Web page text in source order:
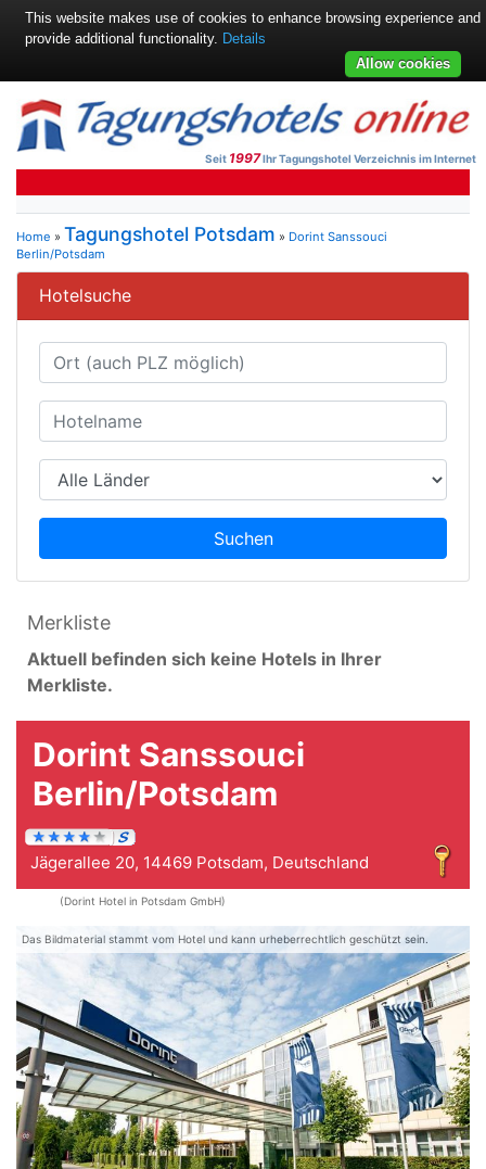
Seit 1997Ihr Tagungshotel Verzeichnis im Internet
Home » Tagungshotel Potsdam » Dorint Sanssouci
Berlin/Potsdam
Hotelsuche
Suchen
Merkliste
Aktuell befinden sich keine Hotels in Ihrer
Merkliste.
Dorint Sanssouci
Berlin/Potsdam
Jägerallee 20, 14469 Potsdam, Deutschland
(Dorint Hotel in Potsdam GmbH)
Das Bildmaterial stammt vom Hotel und kann urheberrechtlich geschützt sein.
Zurück
This website makes use of cookies to enhance browsing experience and
provide additional functionality. Details
Allow cookies